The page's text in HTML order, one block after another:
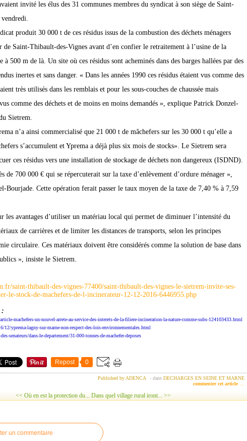
invité les élus des 31 communes membres du syndicat à son siège de Saint-
vendredi.
produit 30 000 t de ces résidus issus de la combustion des déchets ménagers
de Saint-Thibault-des-Vignes avant d’en confier le retraitement à l’usine de la
à 500 m de là. Un site où ces résidus sont acheminés dans des barges hallées par des
inertes et sans danger. « Dans les années 1990 ces résidus étaient vus comme des
très utilisés dans les remblais et pour les sous-couches de chaussée mais
comme des déchets et de moins en moins demandés », explique Patrick Donzel-
Sietrem.
n’a ainsi commercialisé que 21 000 t de mâchefers sur les 30 000 t qu’elle a
s’accumulent et Yprema a déjà plus six mois de stocks». Le Sietrem sera
ces résidus vers une installation de stockage de déchets non dangereux (ISDND).
de 700 000 € qui se répercuterait sur la taxe d’enlèvement d’ordure ménager »,
Bourjade. Cette opération ferait passer le taux moyen de la taxe de 7,40 % à 7,59
les avantages d’utiliser un matériau local qui permet de diminuer l’intensité du
de carrières et de limiter les distances de transports, selon les principes
circulaire. Ces matériaux doivent être considérés comme la solution de base dans
», insiste le Sietrem.
saint-thibault-des-vignes-77400/saint-thibault-des-vignes-le-sietrem-invite-ses-
le-stock-de-machefers-de-l-incinerateur-12-12-2016-6446955.php
:
machefers-un-nouvel-arrete-au-service-des-interets-de-la-filiere-incineration-la-nature-comme-subs-124103433.html
12/yprema-lagny-sur-marne-non-respect-des-lois-environnementales.html
senateurs/dans-le-departement/31-000-tonnes-de-machefer-deposes
Repost 0
Published by ADENCA - dans DECHARGES EN SEINE ET MARNE
commenter cet article
<< Où en est la protection du... Dans quel village rural iront... >>
un commentaire